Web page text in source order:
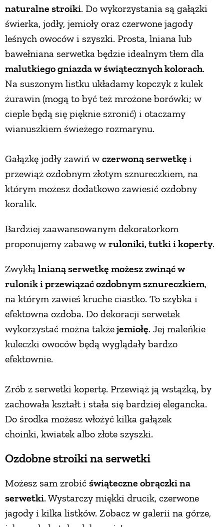
naturalne stroiki. Do wykorzystania są gałązki
świerka, jodły, jemioły oraz czerwone jagody
leśnych owoców i szyszki. Prosta, lniana lub
bawełniana serwetka będzie idealnym tłem dla
malutkiego gniazda w świątecznych kolorach.
Na suszonym listku układamy kopczyk z kulek
żurawin (mogą to być też mrożone borówki; w
cieple będą się pięknie szronić) i otaczamy
wianuszkiem świeżego rozmarynu.
Gałązkę jodły zawiń wczerwoną serwetkę i
przewiąż ozdobnym złotym sznureczkiem, na
którym możesz dodatkowo zawiesić ozdobny
koralik.
Bardziej zaawansowanym dekoratorkom
proponujemy zabawę wruloniki, tutki i koperty.
Zwykłą lnianą serwetkę możesz zwinąć w
rulonik i przewiązać ozdobnym sznureczkiem,
na którym zawieś kruche ciastko. To szybka i
efektowna ozdoba. Do dekoracji serwetek
wykorzystać można takżejemiołę. Jej maleńkie
kuleczki owoców będą wyglądały bardzo
efektownie.
Zrób z serwetki kopertę. Przewiąż ją wstążką, by
zachowała kształt i stała się bardziej elegancka.
Do środka możesz włożyć kilka gałązek
choinki, kwiatek albo złote szyszki.
Ozdobne stroiki na serwetki
Możesz sam zrobić świąteczne obrączki na
serwetki. Wystarczy miękki drucik, czerwone
jagody i kilka listków. Zobacz w galerii na górze,